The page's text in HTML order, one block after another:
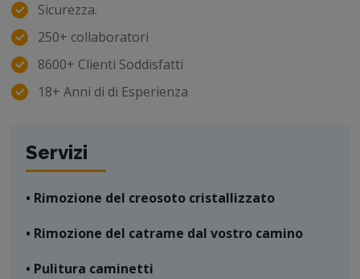
Sicurezza.
250+ collaboratori
8600+ Clienti Soddisfatti
18+ Anni di di Esperienza
Servizi
• Rimozione del creosoto cristallizzato
• Rimozione del catrame dal vostro camino
• Pulitura caminetti